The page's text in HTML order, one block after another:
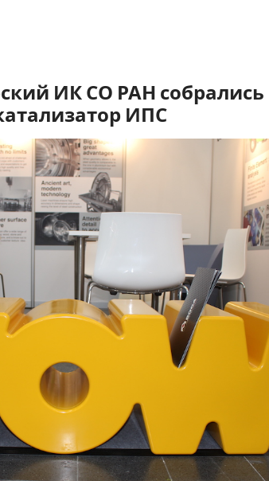
ИК СО РАН собрались
ИПС